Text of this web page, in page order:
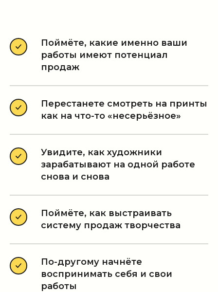
Поймёте, какие именно ваши
работы имеют потенциал
продаж
Перестанете смотреть на принты
как на что-то «несерьёзное»
Увидите, как художники
зарабатывают на одной работе
снова и снова
Поймёте, как выстраивать
систему продаж творчества
По-другому начнёте
воспринимать себя и свои
работы